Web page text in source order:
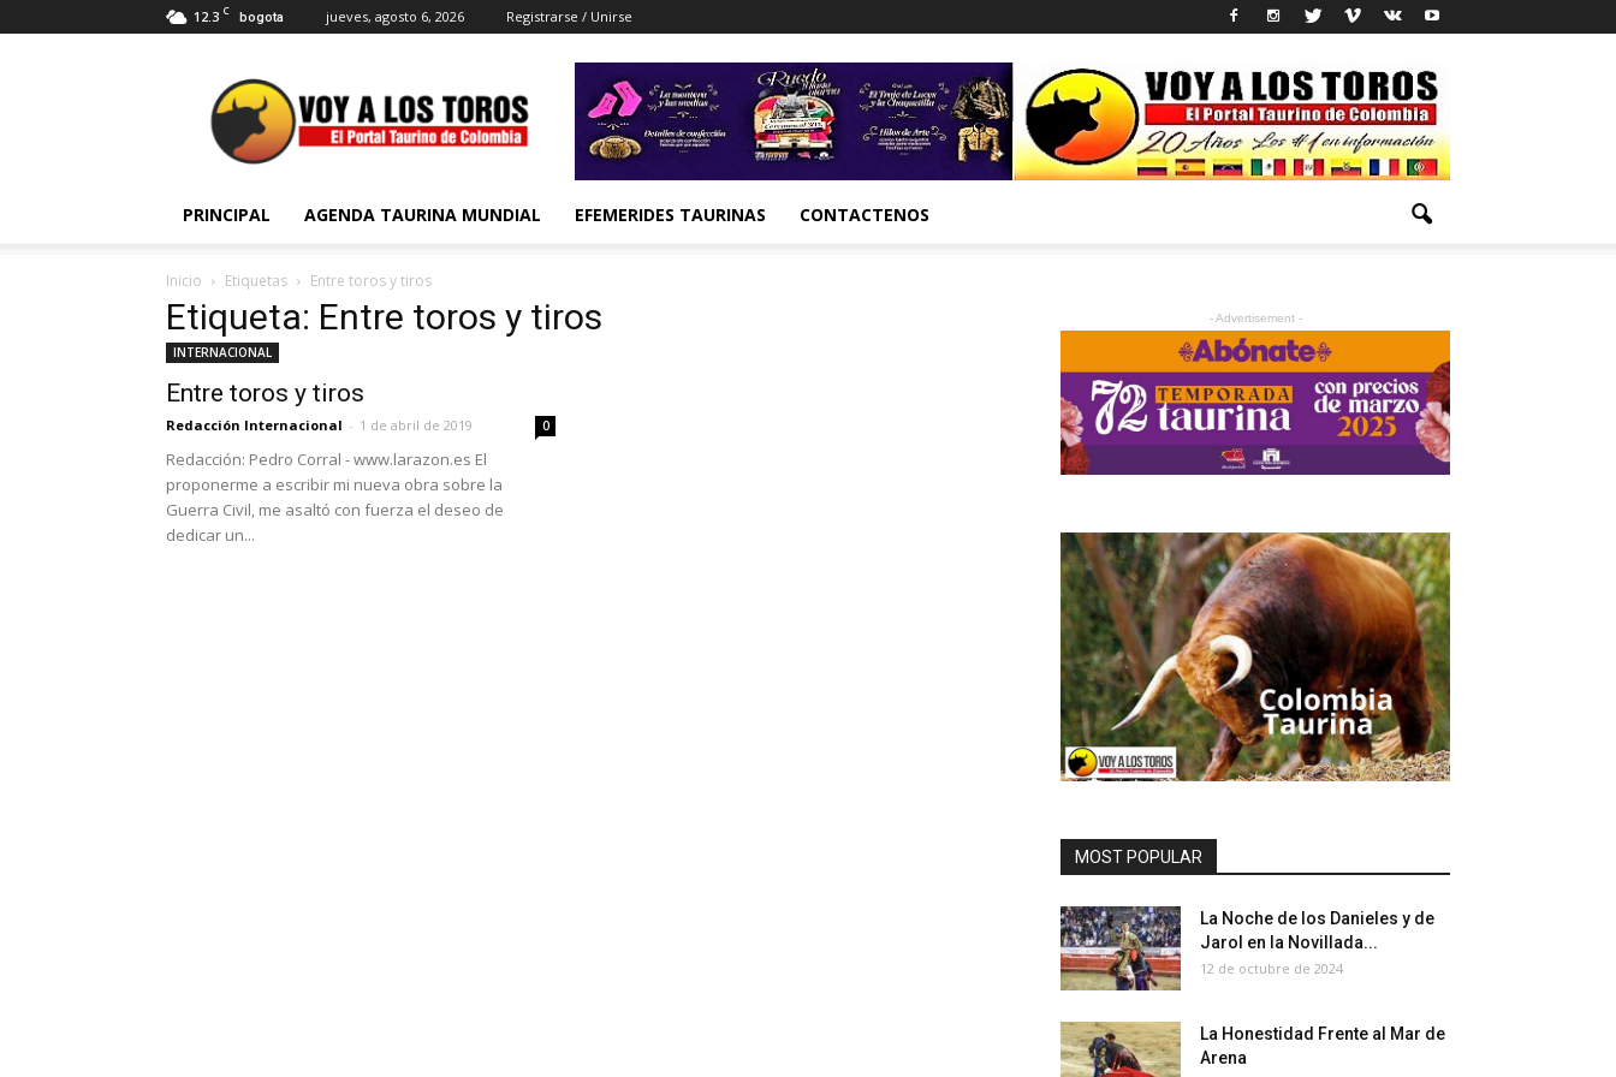
12.3 C bogota jueves, agosto 6, 2026 Registrarse / Unirse
Voy
a
Los
Toros
PRINCIPAL AGENDA TAURINA MUNDIAL EFEMERIDES TAURINAS CONTACTENOS
Inicio Etiquetas Entre toros y tiros
Etiqueta: Entre toros y tiros
INTERNACIONAL
Entre toros y tiros
Redacción Internacional - 1 de abril de 2019 0
Redacción: Pedro Corral - www.larazon.es El
proponerme a escribir mi nueva obra sobre la
Guerra Civil, me asaltó con fuerza el deseo de
dedicar un...
- Advertisement -
MOST POPULAR
La Noche de los Danieles y de
Jarol en la Novillada...
12 de octubre de 2024
La Honestidad Frente al Mar de
Arena